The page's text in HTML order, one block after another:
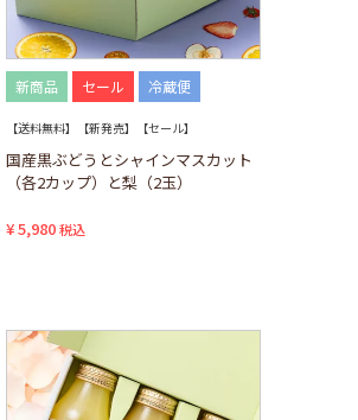
新商品 セール 冷蔵便
【送料無料】【新発売】【セール】
国産黒ぶどうとシャインマスカット
（各2カップ）と梨（2玉）
¥5,980 税込